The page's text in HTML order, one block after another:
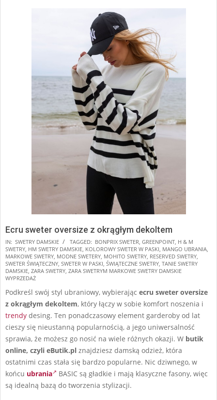
Ecru sweter oversize z okrągłym dekoltem
2025-
11-
17
IN: SWETRY DAMSKIE TAGGED: BONPRIX SWETER, GREENPOINT, H & M
SWETRY, HM SWETRY DAMSKIE, KOLOROWY SWETER W PASKI, MANGO UBRANIA,
MARKOWE SWETRY, MODNE SWETERY, MOHITO SWETRY, RESERVED SWETRY,
SWETER ŚWIĄTECZNY, SWETER W PASKI, ŚWIĄTECZNE SWETRY, TANIE SWETRY
DAMSKIE, ZARA SWETRY, ZARA SWETRYM MARKOWE SWETRY DAMSKIE
WYPRZEDAŻ
Podkreśl swój styl ubraniowy, wybierając ecru sweter oversize
z okrągłym dekoltem, który łączy w sobie komfort noszenia i
trendy desing. Ten ponadczasowy element garderoby od lat
cieszy się nieustanną popularnością, a jego uniwersalność
sprawia, że możesz go nosić na wiele różnych okazji. W butik
online, czyli eButik.pl znajdziesz damską odzież, która
ostatnimi czas stała się bardzo popularne. Nic dziwnego, w
końcu ubrania
BASIC są gładkie i mają klasyczne fasony, więc
są idealną bazą do tworzenia stylizacji.